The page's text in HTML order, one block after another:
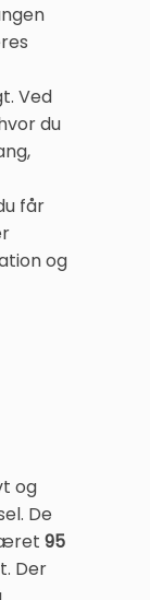
Ved
du
får
og
og
De
95
Der